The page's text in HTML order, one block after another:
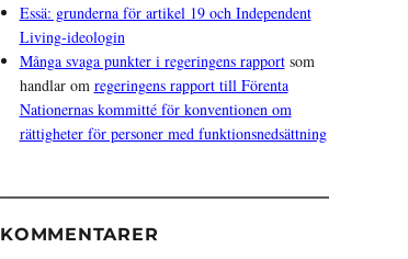
Essä: grunderna för artikel 19 och Independent
Living-ideologin
Många svaga punkter i regeringens rapportsom
handlar om regeringens rapport till Förenta
Nationernas kommitté för konventionen om
rättigheter för personer med funktionsnedsättning
KOMMENTARER